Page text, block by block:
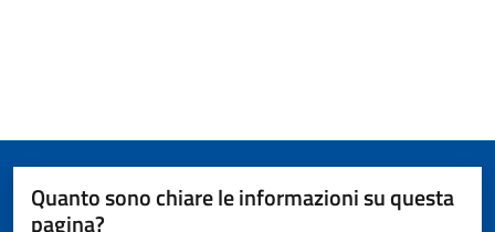
Quanto sono chiare le informazioni su questa
pagina?